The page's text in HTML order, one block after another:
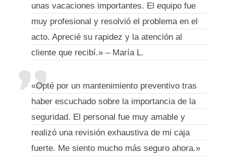
unas vacaciones importantes. El equipo fue
muy profesional y resolvió el problema en el
acto. Aprecié su rapidez y la atención al
cliente que recibí.» – María L.
«Opté por un mantenimiento preventivo tras
haber escuchado sobre la importancia de la
seguridad. El personal fue muy amable y
realizó una revisión exhaustiva de mi caja
fuerte. Me siento mucho más seguro ahora.»